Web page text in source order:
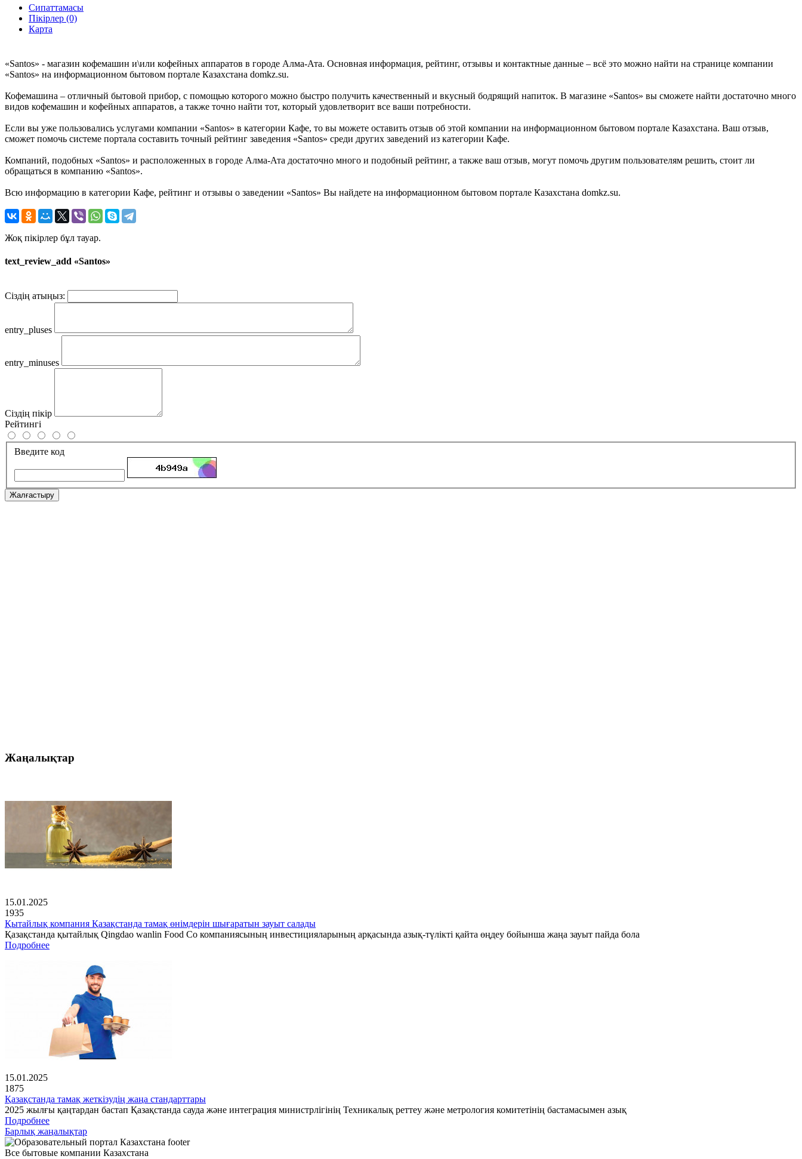
Сипаттамасы
Пікірлер (0)
Карта
«Santos» - магазин кофемашин и\или кофейных аппаратов в городе Алма-Ата. Основная информация, рейтинг, отзывы и контактные данные – всё это можно найти на странице компании
«Santos» на информационном бытовом портале Казахстана domkz.su.
Кофемашина – отличный бытовой прибор, с помощью которого можно быстро получить качественный и вкусный бодрящий напиток. В магазине «Santos» вы сможете найти достаточно много
видов кофемашин и кофейных аппаратов, а также точно найти тот, который удовлетворит все ваши потребности.
Если вы уже пользовались услугами компании «Santos» в категории Кафе, то вы можете оставить отзыв об этой компании на информационном бытовом портале Казахстана. Ваш отзыв,
сможет помочь системе портала составить точный рейтинг заведения «Santos» среди других заведений из категории Кафе.
Компаний, подобных «Santos» и расположенных в городе Алма-Ата достаточно много и подобный рейтинг, а также ваш отзыв, могут помочь другим пользователям решить, стоит ли
обращаться в компанию «Santos».
Всю информацию в категории Кафе, рейтинг и отзывы о заведении «Santos» Вы найдете на информационном бытовом портале Казахстана domkz.su.
Жоқ пікірлер бұл тауар.
text_review_add «Santos»
Сіздің атыңыз:
entry_pluses
entry_minuses
Сіздің пікір
Рейтингі
Введите код
Жалғастыру
Жаңалықтар
15.01.2025
1935
Қытайлық компания Қазақстанда тамақ өнімдерін шығаратын зауыт салады
Қазақстанда қытайлық Qingdao wanlin Food Co компаниясының инвестицияларының арқасында азық-түлікті қайта өңдеу бойынша жаңа зауыт пайда бола
Подробнее
15.01.2025
1875
Қазақстанда тамақ жеткізудің жаңа стандарттары
2025 жылғы қаңтардан бастап Қазақстанда сауда және интеграция министрлігінің Техникалық реттеу және метрология комитетінің бастамасымен азық
Подробнее
Барлық жаңалықтар
Все бытовые компании Казахстана